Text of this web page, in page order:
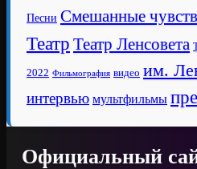
Песни Смешанные
Театр Театр Ленсовета
2022 Фильмография видео им.
интервью мультфильмы
Официальный